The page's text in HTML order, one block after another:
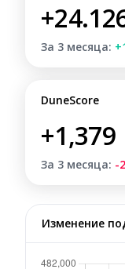
За 3 месяца:
DuneScore
+1,379
За 3 месяца: -
Изменение